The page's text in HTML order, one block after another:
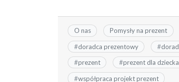
O nas Pomysły na prezent
#doradca prezentowy #
#prezent #prezent dla dziecka
#współpraca projekt prezent